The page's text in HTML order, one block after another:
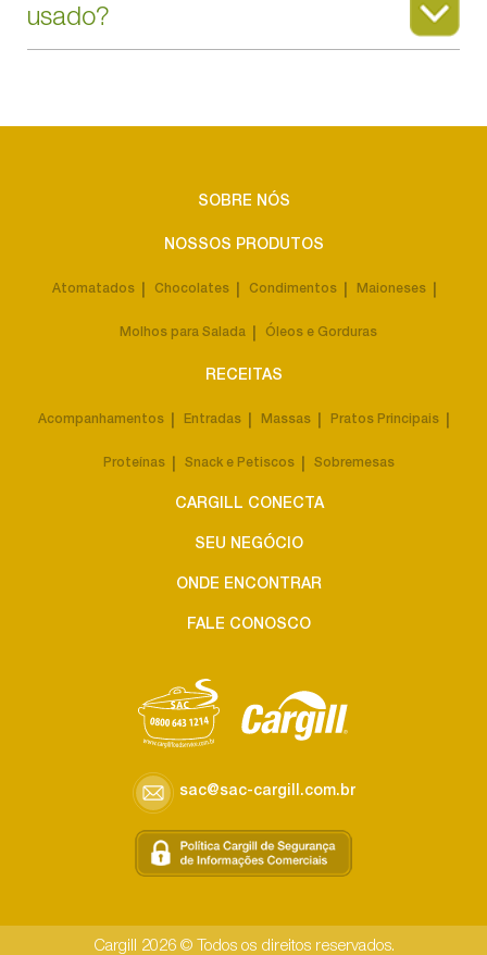
usado?
SOBRE NÓS
NOSSOS PRODUTOS
Atomatados Chocolates Condimentos Maioneses
Molhos para Salada Óleos e Gorduras
RECEITAS
Acompanhamentos Entradas Massas Pratos Principais
Proteínas Snack e Petiscos Sobremesas
CARGILL CONECTA
SEU NEGÓCIO
ONDE ENCONTRAR
FALE CONOSCO
sac@sac-cargill.com.br
Cargill 2026 © Todos os direitos reservados.